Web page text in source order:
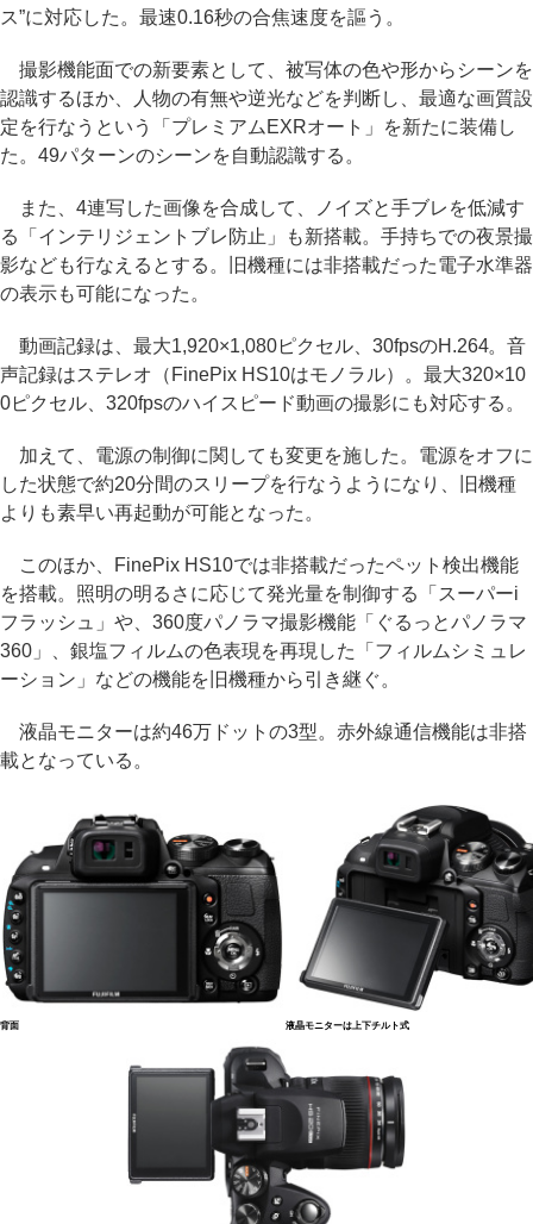
ス”に対応した。最速0.16秒の合焦速度を謳う。
撮影機能面での新要素として、被写体の色や形からシーンを
認識するほか、人物の有無や逆光などを判断し、最適な画質設
定を行なうという「プレミアムEXRオート」を新たに装備し
た。49パターンのシーンを自動認識する。
また、4連写した画像を合成して、ノイズと手ブレを低減す
る「インテリジェントブレ防止」も新搭載。手持ちでの夜景撮
影なども行なえるとする。旧機種には非搭載だった電子水準器
の表示も可能になった。
動画記録は、最大1,920×1,080ピクセル、30fpsのH.264。音
声記録はステレオ（FinePix HS10はモノラル）。最大320×10
0ピクセル、320fpsのハイスピード動画の撮影にも対応する。
加えて、電源の制御に関しても変更を施した。電源をオフに
した状態で約20分間のスリープを行なうようになり、旧機種
よりも素早い再起動が可能となった。
このほか、FinePix HS10では非搭載だったペット検出機能
を搭載。照明の明るさに応じて発光量を制御する「スーパーi
フラッシュ」や、360度パノラマ撮影機能「ぐるっとパノラマ
360」、銀塩フィルムの色表現を再現した「フィルムシミュレ
ーション」などの機能を旧機種から引き継ぐ。
液晶モニターは約46万ドットの3型。赤外線通信機能は非搭
載となっている。
背面 液晶モニターは上下チルト式